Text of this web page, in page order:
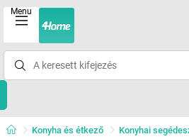
Menu
Konyha és étkező Konyhai